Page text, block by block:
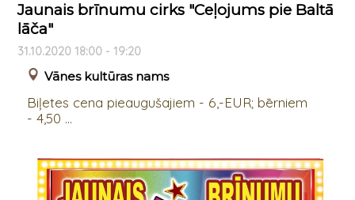
Jaunais brīnumu cirks "Ceļojums pie Baltā
lāča"
31.10.2020 18:00 - 19:20
Vānes kultūras nams
Biļetes cena pieaugušajiem - 6,-EUR; bērniem
- 4,50 ...